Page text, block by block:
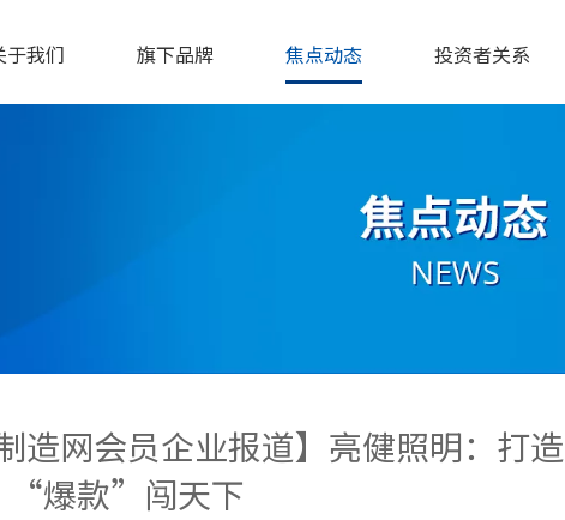
于我们 旗下品牌 焦点动态 投资者关系
造网会员企业报道】亮健照明：打造
“爆款”闯天下